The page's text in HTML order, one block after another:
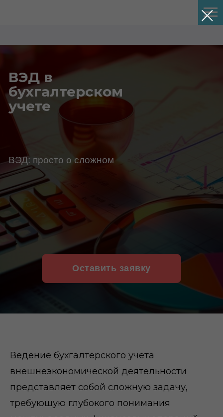
ВЭД: просто о сложном
ВЭД в
бухгалтерском
учете
Оставить заявку
Ведение бухгалтерского учета
внешнеэкономической деятельности
представляет собой сложную задачу,
требующую глубокого понимания